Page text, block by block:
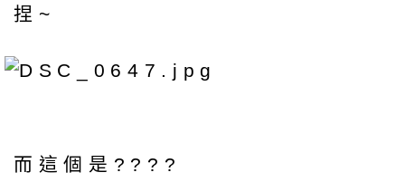
捏~
而這個是????